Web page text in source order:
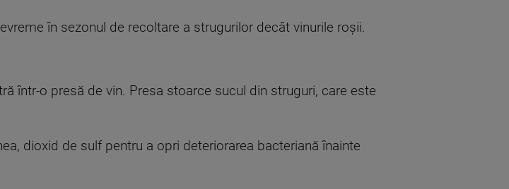
în sezonul de recoltare a strugurilor decât vinurile roșii.
într-o presă de vin. Presa stoarce sucul din struguri, care este
dioxid de sulf pentru a opri deteriorarea bacteriană înainte